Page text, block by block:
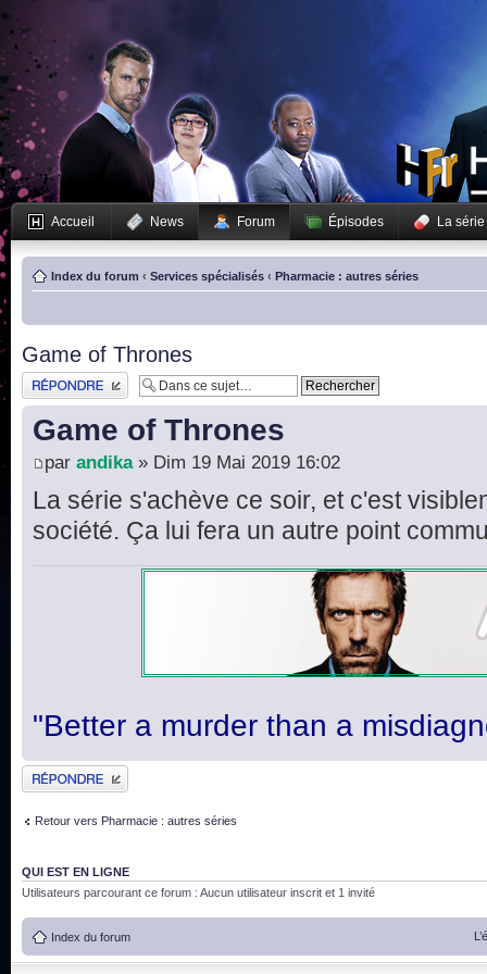
Accueil News Forum Épisodes La série
Index du forum ‹ Services spécialisés ‹ Pharmacie : autres séries
Game of Thrones
Publier une réponse
Game of Thrones
par andika» Dim 19 Mai 2019 16:02
La série s'achève ce soir, et c'est
société. Ça lui fera un autre point
"Better a murder than a
Publier une réponse
Retour vers Pharmacie : autres séries
QUI EST EN LIGNE
Utilisateurs parcourant ce forum : Aucun utilisateur inscrit et 1 invité
Index du forum